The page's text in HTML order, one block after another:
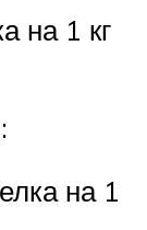
на 1 кг
на 1